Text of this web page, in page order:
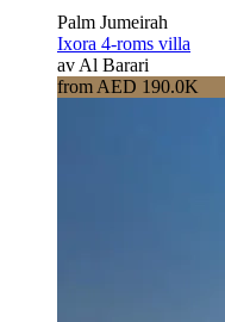
Palm Jumeirah
Ixora 4-roms villa
av Al Barari
from AED 190.0K